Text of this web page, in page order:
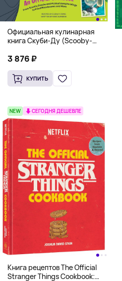
Официальная кулинарная
книга Скуби-Ду (Scooby-
Scooby Snacks), Твердый
3 876 ₽
КУПИТЬ
NEW СЕГОДНЯ ДЕШЕВЛЕ
Книга рецептов The Official
Stranger Things Cookbook: